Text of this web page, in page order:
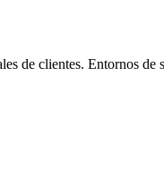
de clientes. Entornos de